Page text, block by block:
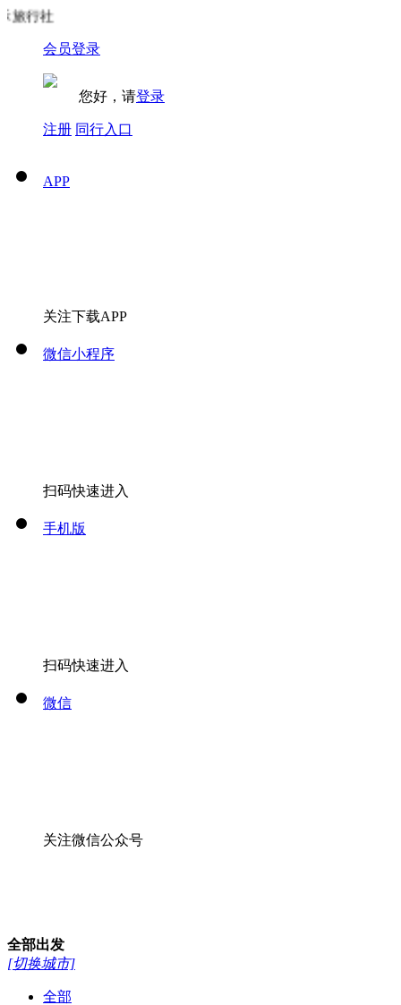
行社
会员登录
您好，请登录
注册 同行入口
APP
关注下载APP
微信小程序
扫码快速进入
手机版
扫码快速进入
微信
关注微信公众号
全部出发
[切换城市]
全部